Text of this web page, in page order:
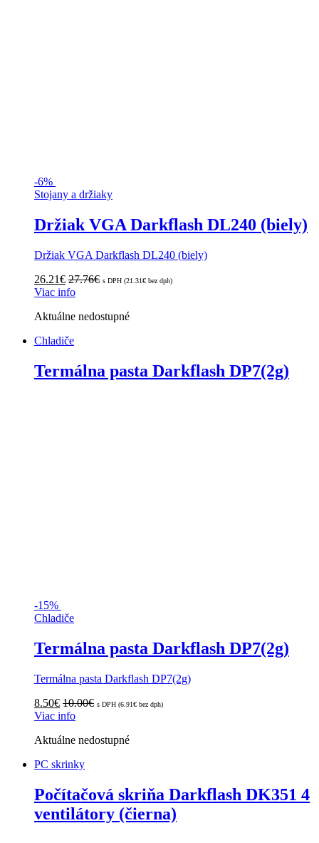
-6%
Stojany a držiaky
Držiak VGA Darkflash DL240 (biely)
Držiak VGA Darkflash DL240 (biely)
26.21€ 27.76€ s DPH (21.31€ bez dph)
Viac info
Aktuálne nedostupné
Chladiče
Termálna pasta Darkflash DP7(2g)
-15%
Chladiče
Termálna pasta Darkflash DP7(2g)
Termálna pasta Darkflash DP7(2g)
8.50€ 10.00€ s DPH (6.91€ bez dph)
Viac info
Aktuálne nedostupné
PC skrinky
Počítačová skriňa Darkflash DK351 4
ventilátory (čierna)